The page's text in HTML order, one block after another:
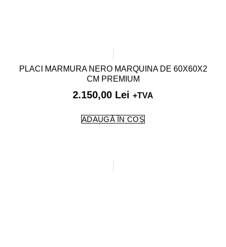
PLACI MARMURA NERO MARQUINA DE 60X60X2
CM PREMIUM
2.150,00 Lei +TVA
ADAUGĂ ÎN COȘ